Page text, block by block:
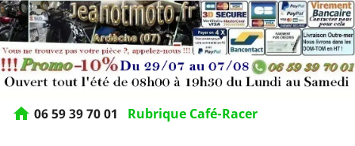
home 06 59 39 70 01 Rubrique Café-Racer